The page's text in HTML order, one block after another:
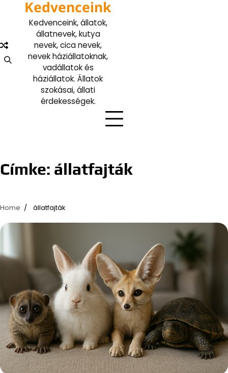
Kedvenceink
Kedvenceink, állatok,
állatnevek, kutya
nevek, cica nevek,
nevek háziállatoknak,
vadállatok és
háziállatok. Állatok
szokásai, állati
érdekességek.
Címke: állatfajták
Home állatfajták